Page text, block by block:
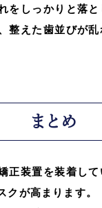
をしっかりと落
整えた歯並びが
まとめ
正装置を装着し
クが高まります。